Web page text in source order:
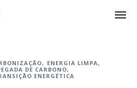
ENERGIA LIMPA
DE CARBONO
ENERGÉTICA